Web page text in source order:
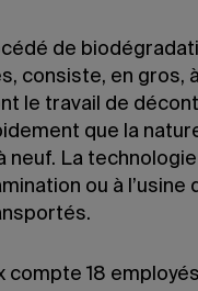
de
consiste, en
le travail de
que la
neuf. La
ou à
compte 18